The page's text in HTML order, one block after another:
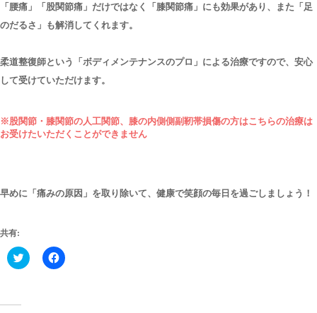
「腰痛」「股関節痛」だけではなく「膝関節痛」にも効果があり、また「足
のだるさ」も解消してくれます。
柔道整復師という「ボディメンテナンスのプロ」による治療ですので、安心
して受けていただけます。
※股関節・膝関節の人工関節、膝の内側側副靭帯損傷の方はこちらの治療は
お受けたいただくことができません
早めに「痛みの原因」を取り除いて、健康で笑顔の毎日を過ごしましょう！
共有:
Click
to
Facebook
で